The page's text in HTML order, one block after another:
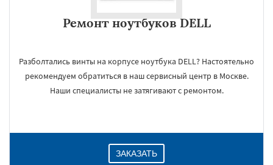
Ремонт ноутбуков DELL
Разболтались винты на корпусе ноутбука DELL? Настоятельно
рекомендуем обратиться в наш сервисный центр в Москве.
Наши специалисты не затягивают с ремонтом.
ЗАКАЗАТЬ
×